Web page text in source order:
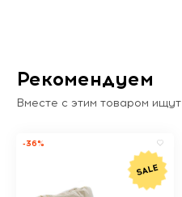
Рекомендуем
Вместе с этим товаром ищут
-36%